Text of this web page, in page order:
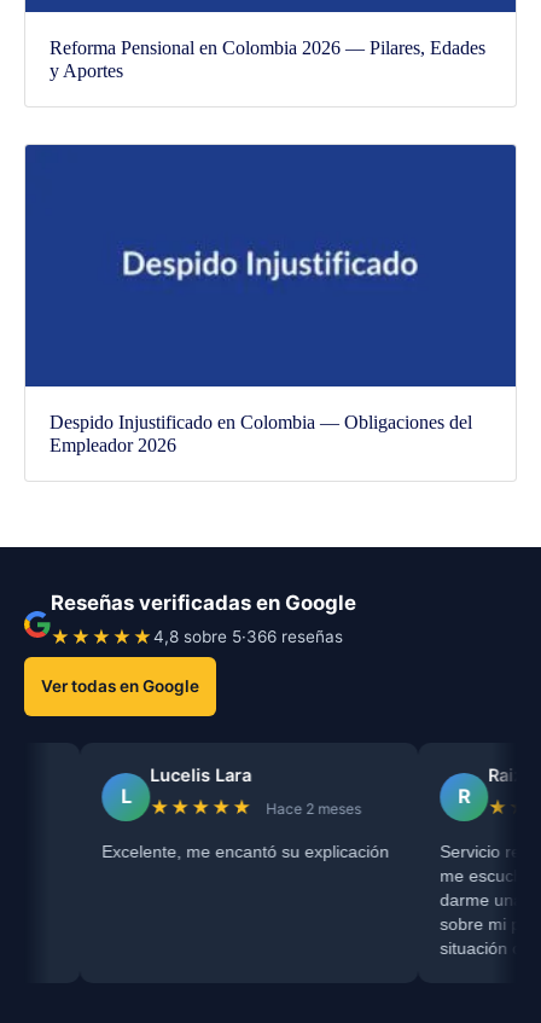
Reforma Pensional en Colombia 2026 — Pilares, Edades
y Aportes
Despido Injustificado en Colombia — Obligaciones del
Empleador 2026
Reseñas verificadas en Google
★★★★★4,8 sobre 5·366 reseñas
Ver todas en Google
Lucelis Lara
★★★★★ Hace 2 meses
Excelente, me encantó su explicación
Raiza Niño
★★★★★
Servicio recomendado,
me escuchó
darme una orientación
sobre mi proceso de
situación con mi RC de